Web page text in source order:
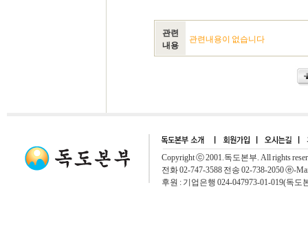
관련
내용
관련내용이 없습니다
Copyright ⓒ 2001.독도본부. All rights
전화 02-747-3588 전송 02-738-2050 ⓔ-
후원 : 기업은행 024-047973-01-019(독도